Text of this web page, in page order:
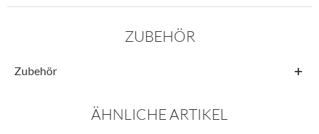
ZUBEHÖR
Zubehör
ÄHNLICHE ARTIKEL